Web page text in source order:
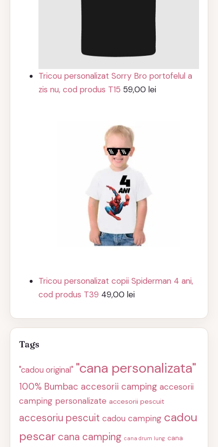
Tricou personalizat Sorry Bro portofelul a
zis nu, cod produs T15 59,00lei
Tricou personalizat copii Spiderman 4 ani,
cod produs T39 49,00lei
Tags
"cadou original" "cana personalizata"
100% Bumbac accesorii camping accesorii
camping personalizate accesorii pescuit
accesoriu pescuit cadou camping cadou
pescar cana camping cana drum lung cana